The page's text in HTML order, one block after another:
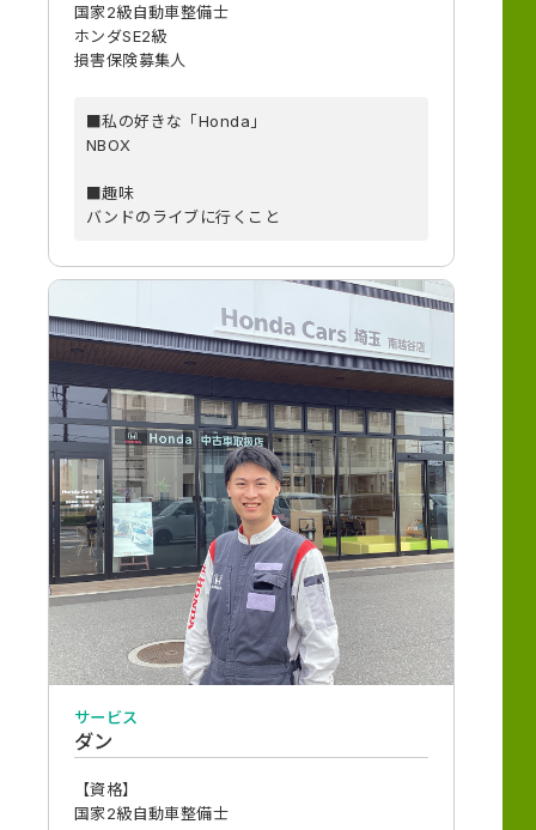
国家2級自動車整備士
ホンダSE2級
損害保険募集人
■私の好きな「Honda」
NBOX
■趣味
バンドのライブに行くこと
サービス
ダン
【資格】
国家2級自動車整備士